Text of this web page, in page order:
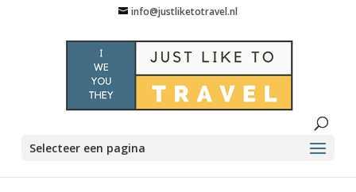
info@justliketotravel.nl
Selecteer een pagina